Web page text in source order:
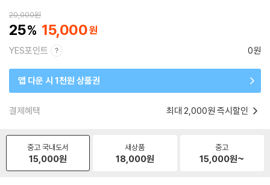
20,000원
25 15,000
YES포인트 0원
앱 다운 시 1천원 상품권
결제혜택 최대 2,000원 즉시할인
중고 국내도서
15,000원
새상품
18,000원
중고
15,000원~